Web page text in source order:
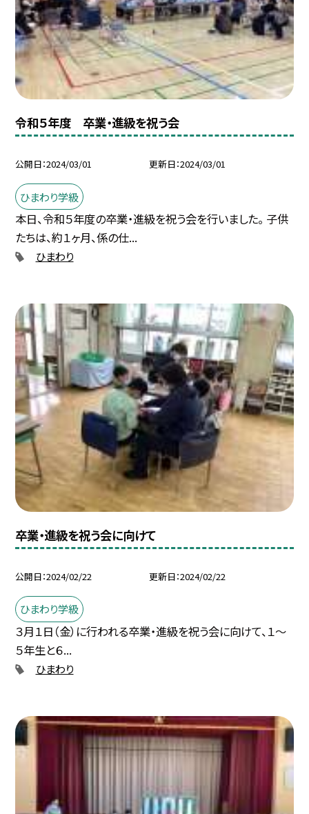
令和５年度 卒業・進級を祝う会
公開日 2024/03/01 更新日 2024/03/01
ひまわり学級
本日、令和５年度の卒業・進級を祝う会を行いました。 子供
たちは、約１ヶ月、係の仕...
ひまわり
卒業・進級を祝う会に向けて
公開日 2024/02/22 更新日 2024/02/22
ひまわり学級
３月１日（金）に行われる卒業・進級を祝う会に向けて、１〜
５年生と６...
ひまわり